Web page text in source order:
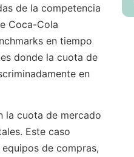
de la competencia
Coca-Cola
en tiempo
donde la cuota de
en
la cuota de mercado
Este caso
de compras,